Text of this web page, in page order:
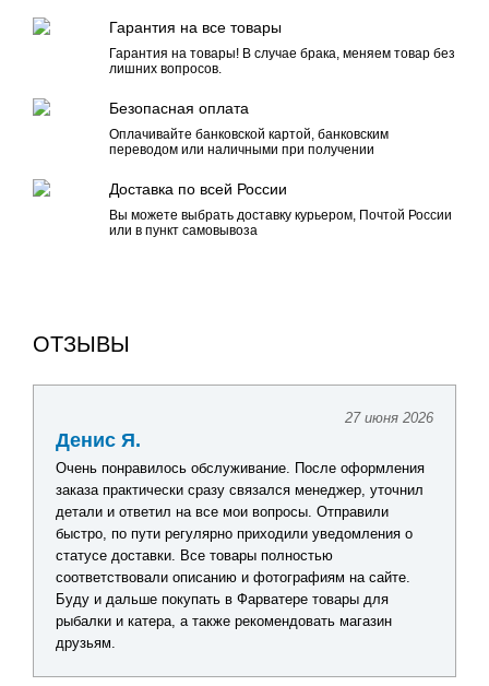
Гарантия на все товары
Гарантия на товары! В случае брака, меняем товар без
лишних вопросов.
Безопасная оплата
Оплачивайте банковской картой, банковским
переводом или наличными при получении
Доставка по всей России
Вы можете выбрать доставку курьером, Почтой России
или в пункт самовывоза
ОТЗЫВЫ
27 июня 2026
Денис Я.
Очень понравилось обслуживание. После оформления
заказа практически сразу связался менеджер, уточнил
детали и ответил на все мои вопросы. Отправили
быстро, по пути регулярно приходили уведомления о
статусе доставки. Все товары полностью
соответствовали описанию и фотографиям на сайте.
Буду и дальше покупать в Фарватере товары для
рыбалки и катера, а также рекомендовать магазин
друзьям.